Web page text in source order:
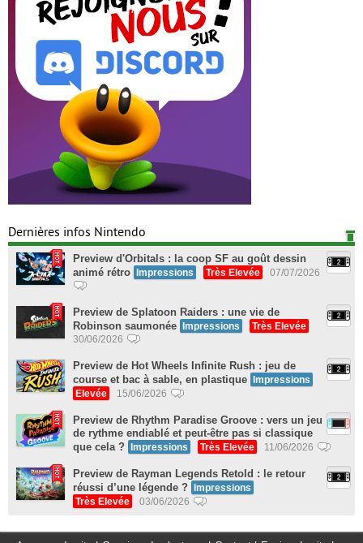
Dernières infos Nintendo
Preview d'Orbitals : la coop SF au goût dessin
animé rétro Impressions Très Elevée 07/07/2026
Preview de Splatoon Raiders : une vie de
Robinson saumonée Impressions
Très Elevée
30/06/2026
Preview de Hot Wheels Infinite Rush : jeu de
course et bac à sable, en plastique Impressions
Elevée
15/06/2026
Preview de Rhythm Paradise Groove : vers un jeu
de rythme endiablé et peut-être pas si classique
que cela ?
Impressions Très Elevée 11/06/2026
Preview de Rayman Legends Retold : le retour
réussi d’une légende ?
Impressions
Très Elevée
03/06/2026